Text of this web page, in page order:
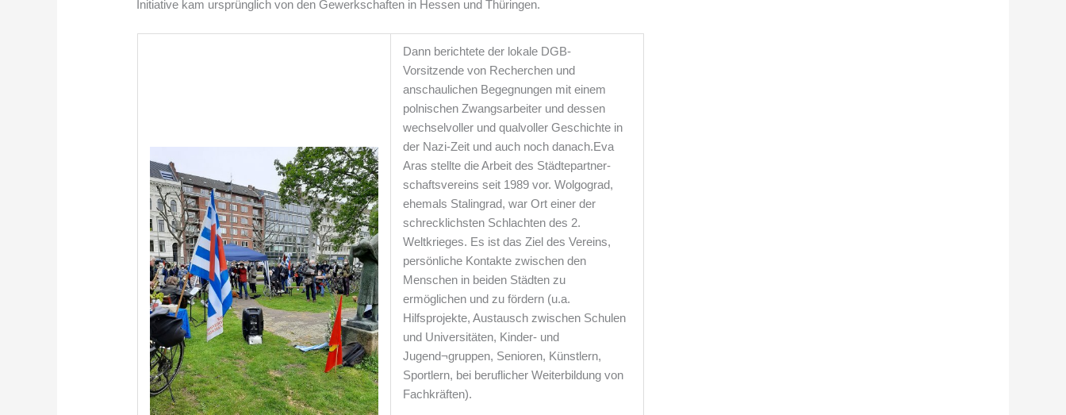
Initiative kam ursprünglich von den Gewerkschaften in Hessen und Thüringen.
Dann berichtete der lokale DGB-
Vorsitzende von Recherchen und
anschaulichen Begegnungen mit einem
polnischen Zwangsarbeiter und dessen
wechselvoller und qualvoller Geschichte in
der Nazi-Zeit und auch noch danach.Eva
Aras stellte die Arbeit des Städtepartner-
schaftsvereins seit 1989 vor. Wolgograd,
ehemals Stalingrad, war Ort einer der
schrecklichsten Schlachten des 2.
Weltkrieges. Es ist das Ziel des Vereins,
persönliche Kontakte zwischen den
Menschen in beiden Städten zu
ermöglichen und zu fördern (u.a.
Hilfsprojekte, Austausch zwischen Schulen
und Universitäten, Kinder- und
Jugend¬gruppen, Senioren, Künstlern,
Sportlern, bei beruflicher Weiterbildung von
Fachkräften).